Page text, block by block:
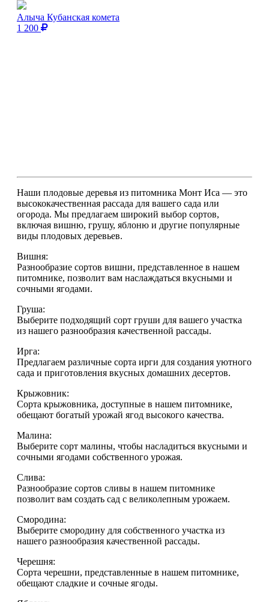
Алыча Кубанская комета
1 200
Наши плодовые деревья из питомника Монт Иса — это
высококачественная рассада для вашего сада или
огорода. Мы предлагаем широкий выбор сортов,
включая вишню, грушу, яблоню и другие популярные
виды плодовых деревьев.
Вишня:
Разнообразие сортов вишни, представленное в нашем
питомнике, позволит вам наслаждаться вкусными и
сочными ягодами.
Груша:
Выберите подходящий сорт груши для вашего участка
из нашего разнообразия качественной рассады.
Ирга:
Предлагаем различные сорта ирги для создания уютного
сада и приготовления вкусных домашних десертов.
Крыжовник:
Сорта крыжовника, доступные в нашем питомнике,
обещают богатый урожай ягод высокого качества.
Малина:
Выберите сорт малины, чтобы насладиться вкусными и
сочными ягодами собственного урожая.
Слива:
Разнообразие сортов сливы в нашем питомнике
позволит вам создать сад с великолепным урожаем.
Смородина:
Выберите смородину для собственного участка из
нашего разнообразия качественной рассады.
Черешня:
Сорта черешни, представленные в нашем питомнике,
обещают сладкие и сочные ягоды.